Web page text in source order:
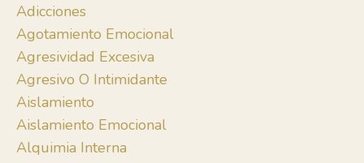
Adicciones
Agotamiento Emocional
Agresividad Excesiva
Agresivo O Intimidante
Aislamiento
Aislamiento Emocional
Alquimia Interna